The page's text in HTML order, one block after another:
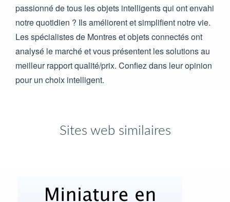
passionné de tous les objets intelligents qui ont envahi
notre quotidien ? Ils améliorent et simplifient notre vie.
Les spécialistes de Montres et objets connectés ont
analysé le marché et vous présentent les solutions au
meilleur rapport qualité/prix. Confiez dans leur opinion
pour un choix intelligent.
Sites web similaires